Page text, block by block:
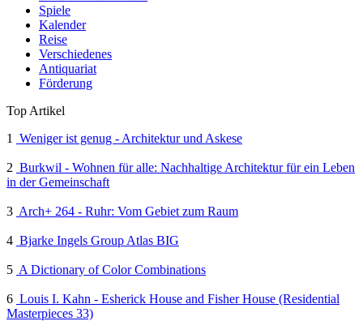
Spiele
Kalender
Reise
Verschiedenes
Antiquariat
Förderung
Top Artikel
1
Weniger ist genug - Architektur und Askese
2 Burkwil - Wohnen für alle: Nachhaltige Architektur für ein Leben
in der Gemeinschaft
3 Arch+ 264 - Ruhr: Vom Gebiet zum Raum
4 Bjarke Ingels Group Atlas BIG
5 A Dictionary of Color Combinations
6 Louis I. Kahn - Esherick House and Fisher House (Residential
Masterpieces 33)